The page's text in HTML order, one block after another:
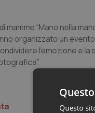
mamme “Mano nella
organizzato un evento
l’emozione
Questo